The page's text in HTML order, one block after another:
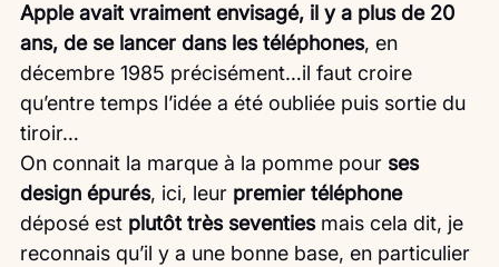
Apple avait vraiment envisagé, il y a plus de 20
ans, de se lancer dans les téléphones, en
décembre 1985 précisément…il faut croire
qu’entre temps l’idée a été oubliée puis sortie du
tiroir…
On connait la marque à la pomme pour ses
design épurés, ici, leur premier téléphone
déposé est plutôt très seventies mais cela dit, je
reconnais qu’il y a une bonne base, en particulier